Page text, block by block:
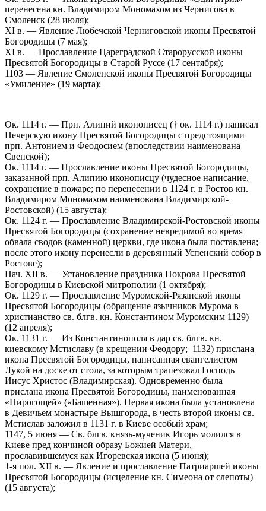
перенесена кн. Владимиром Мономахом из Чернигова в
Смоленск (28 июля);
XI в. — Явление Любечской Черниговской иконы Пресвятой
Богородицы (7 мая);
XI в. — Прославление Цареградской Старорусской иконы
Пресвятой Богородицы в Старой Руссе (17 сентября);
1103 — Явление Смоленской иконы Пресвятой Богородицы
«Умиление» (19 марта);
Ок. 1114 г. — Прп. Алипий иконописец († ок. 1114 г.) написал
Печерскую икону Пресвятой Богородицы с предстоящими
прп. Антонием и Феодосием (впоследствии наименована
Свенской);
Ок. 1114 г. — Прославление иконы Пресвятой Богородицы,
заказанной прп. Алипию иконописцу (чудесное написание,
сохранение в пожаре; по перенесении в 1124 г. в Ростов кн.
Владимиром Мономахом наименована Владимирской-
Ростовской) (15 августа);
Ок. 1124 г. — Прославление Владимирской-Ростовской иконы
Пресвятой Богородицы (сохранение невредимой во время
обвала сводов (каменной) церкви, где икона была поставлена;
после этого икону перенесли в деревянный Успенский собор в
Ростове);
Нач. XII в. — Установление праздника Покрова Пресвятой
Богородицы в Киевской митрополии (1 октября);
Ок. 1129 г. — Прославление Муромской-Рязанской иконы
Пресвятой Богородицы (обращение язычников Мурома в
христианство св. блгв. кн. Константином Муромским 1129)
(12 апреля);
Ок. 1131 г. — Из Константинополя в дар св. блгв. кн.
киевскому Мстиславу (в крещении Феодору; 1132) прислана
икона Пресвятой Богородицы, написанная евангелистом
Лукой на доске от стола, за которым трапезовал Господь
Иисус Христос (Владимирская). Одновременно была
прислана икона Пресвятой Богородицы, наименованная
«Пирогощей» («Башенная»). Первая икона была установлена
в Девичьем монастыре Вышгорода, в честь второй иконы св.
Мстислав заложил в 1131 г. в Киеве особый храм;
1147, 5 июня — Св. блгв. князь-мученик Игорь молился в
Киеве пред кончиной образу Божией Матери,
прославившемуся как Игоревская икона (5 июня);
1-я пол. XII в. — Явление и прославление Патриаршей иконы
Пресвятой Богородицы (исцеление кн. Симеона от слепоты)
(15 августа);